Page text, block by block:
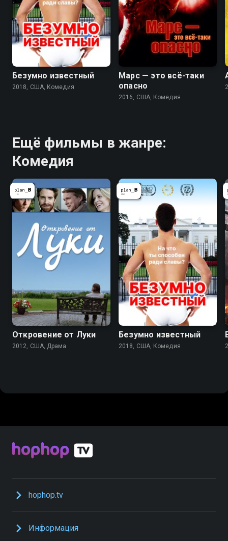
Безумно известный
2018, США, Комедия
Марс — это всё-таки
опасно
2016, США, Комедия
Ещё фильмы в жанре:
Комедия
Откровение от Луки
2012, США, Драма
Безумно известный
2018, США, Комедия
hophop.tv
Информация